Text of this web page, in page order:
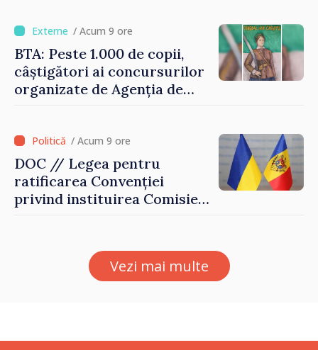
investițiile, taxăm viciile și
echilibrăm taxarea
consumului”
/ Acum 9 ore
BTA: Peste 1.000 de copii,
câștigători ai concursurilor
organizate de Agenția de
/ Acum 9 ore
DOC // Legea pentru
ratificarea Convenției
privind instituirea Comisiei
Monitorul Oficial
Vezi mai multe